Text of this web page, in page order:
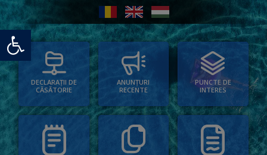
Deschide bara de unelte
DECLARAȚII DE
CĂSĂTORIE
ANUNȚURI
RECENTE
PUNCTE DE
INTERES